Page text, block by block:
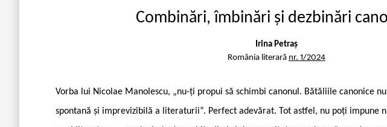
Combinări, îmbinări și dezbinări
Irina Petraș
România literară nr. 1/2024
Vorba lui Nicolae Manolescu, „nu-ți propui să schimbi canonul. Bătăliile canonice
spontană și imprevizibilă a literaturii“. Perfect adevărat. Tot astfel, nu poți impune